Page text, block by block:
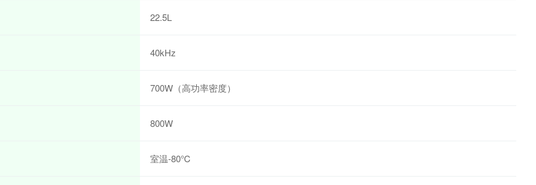
22.5L
40kHz
700W（高功率密度）
800W
室温-80℃